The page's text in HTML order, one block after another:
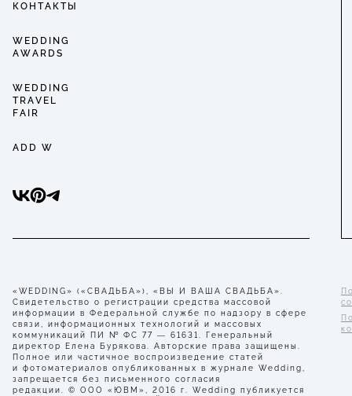
КОНТАКТЫ
WEDDING
AWARDS
WEDDING
TRAVEL
FAIR
ADD W
«WEDDING» («СВАДЬБА»), «ВЫ И ВАША СВАДЬБА».
Свидетельство о регистрации средства массовой
информации в Федеральной службе по надзору в сфере
связи, информационных технологий и массовых
коммуникаций ПИ № ФС 77 — 61631. Генеральный
директор Елена Бурякова. Авторские права защищены.
Полное или частичное воспроизведение статей
и фотоматериалов опубликованных в журнале Wedding,
запрещается без письменного согласия
редакции. © ООО «ЮВМ», 2016 г. Wedding публикуется